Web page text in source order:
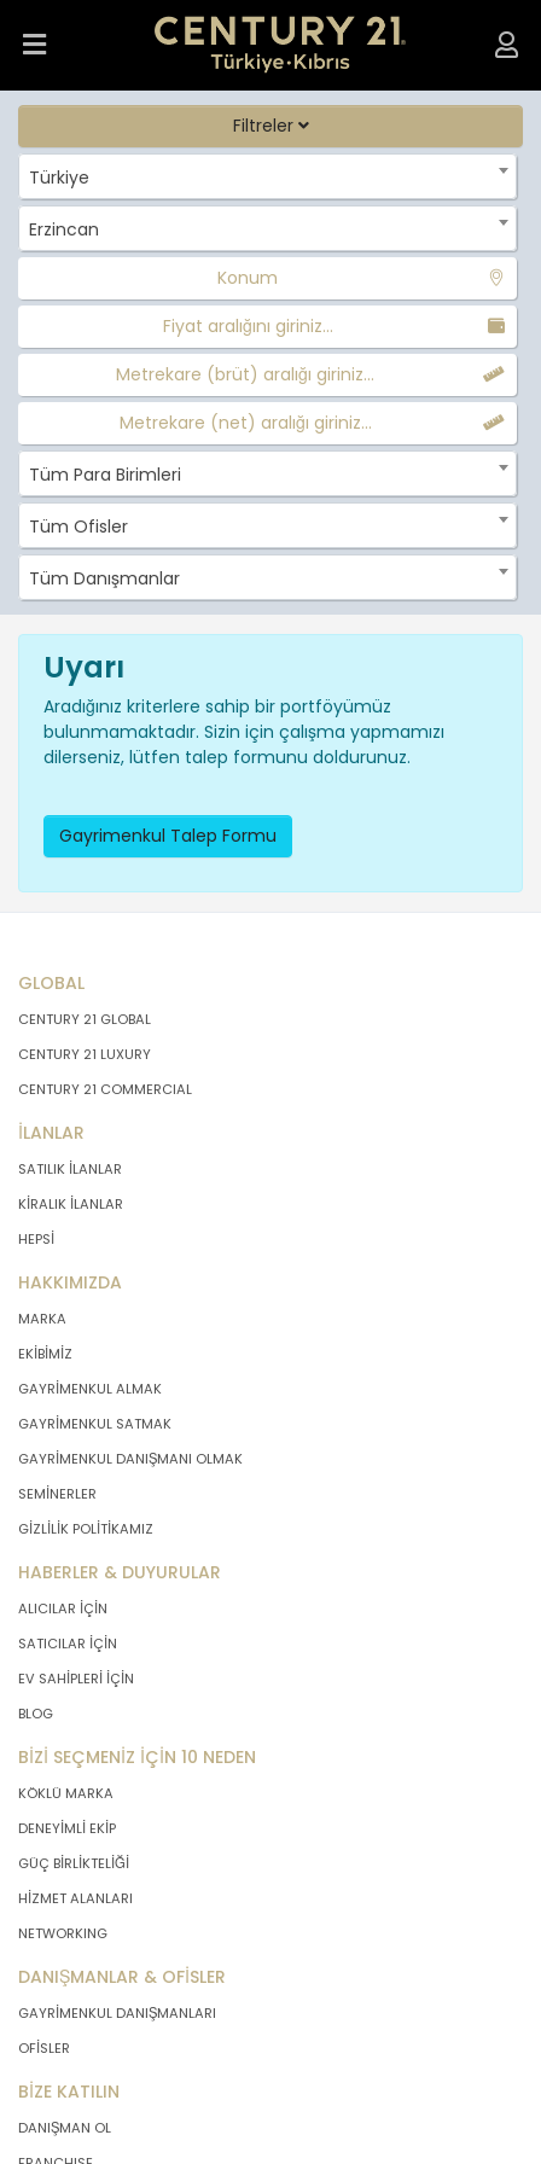
Filtreler
Türkiye
Erzincan
Konum
Fiyat aralığını giriniz...
Metrekare (brüt) aralığı giriniz...
Metrekare (net) aralığı giriniz...
Tüm Para Birimleri
Tüm Ofisler
Tüm Danışmanlar
Uyarı
Aradığınız kriterlere sahip bir portföyümüz
bulunmamaktadır. Sizin için çalışma yapmamızı
dilerseniz, lütfen talep formunu doldurunuz.
Gayrimenkul Talep Formu
GLOBAL
CENTURY 21 GLOBAL
CENTURY 21 LUXURY
CENTURY 21 COMMERCIAL
İLANLAR
SATILIK İLANLAR
KİRALIK İLANLAR
HEPSİ
HAKKIMIZDA
MARKA
EKİBİMİZ
GAYRİMENKUL ALMAK
GAYRİMENKUL SATMAK
GAYRİMENKUL DANIŞMANI OLMAK
SEMİNERLER
GİZLİLİK POLİTİKAMIZ
HABERLER & DUYURULAR
ALICILAR İÇİN
SATICILAR İÇİN
EV SAHİPLERİ İÇİN
BLOG
BİZİ SEÇMENİZ İÇİN 10 NEDEN
KÖKLÜ MARKA
DENEYİMLİ EKİP
GÜÇ BİRLİKTELİĞİ
HİZMET ALANLARI
NETWORKING
DANIŞMANLAR & OFİSLER
GAYRİMENKUL DANIŞMANLARI
OFİSLER
BİZE KATILIN
DANIŞMAN OL